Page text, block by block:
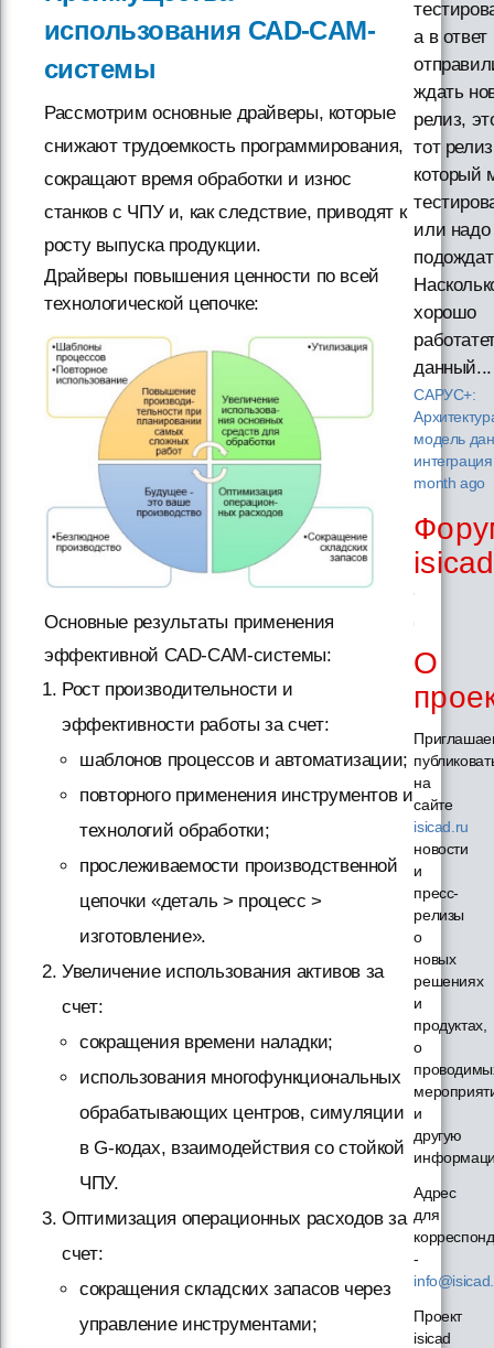
использования САD-CAM-
системы
Рассмотрим основные драйверы, которые
снижают трудоемкость программирования,
сокращают время обработки и износ
станков с ЧПУ и, как следствие, приводят к
росту выпуска продукции.
Драйверы повышения ценности по всей
технологической цепочке:
Основные результаты применения
эффективной САD-CAM-системы:
Рост производительности и
эффективности работы за счет:
шаблонов процессов и автоматизации;
повторного применения инструментов и
технологий обработки;
прослеживаемости производственной
цепочки «деталь > процесс >
изготовление».
Увеличение использования активов за
счет:
сокращения времени наладки;
использования многофункциональных
обрабатывающих центров, симуляции
в G-кодах, взаимодействия со стойкой
ЧПУ.
Оптимизация операционных расходов за
счет:
сокращения складских запасов через
управление инструментами;
а в ответ
ждать
релиз,
тот релиз
который
или
хорошо
данный...
САРУС+:
модель
month ago
isicad
О
на
сайте
isicad.ru
новости
и
пресс-
релизы
о
новых
решениях
и
продуктах,
о
и
другую
Адрес
для
-
Проект
isicad